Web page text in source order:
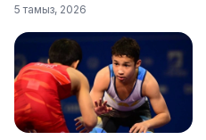
5 тамыз, 2026